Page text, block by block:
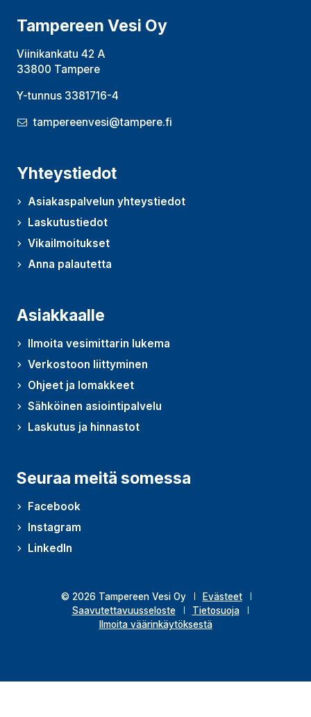
Tampereen Vesi Oy
Viinikankatu 42 A
33800 Tampere
Y-tunnus 3381716-4
tampereenvesi@tampere.fi
Yhteystiedot
Asiakaspalvelun yhteystiedot
Laskutustiedot
Vikailmoitukset
Anna palautetta
(Avautuu uudessa ikkunassa)
Asiakkaalle
Ilmoita vesimittarin lukema
Verkostoon liittyminen
Ohjeet ja lomakkeet
Sähköinen asiointipalvelu
Laskutus ja hinnastot
Seuraa meitä somessa
Facebook
Instagram
LinkedIn
© 2026 Tampereen Vesi Oy
Evästeet
Saavutettavuusseloste
Tietosuoja
Ilmoita väärinkäytöksestä